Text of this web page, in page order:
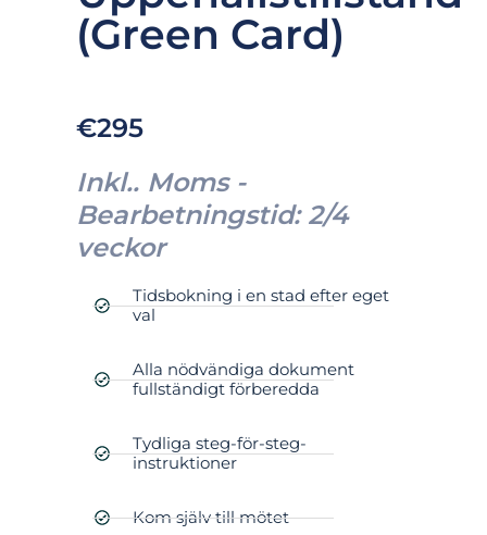
(Green Card)
€295
Inkl.. Moms -
Bearbetningstid: 2/4
veckor
Tidsbokning i en stad efter eget
val
Alla nödvändiga dokument
fullständigt förberedda
Tydliga steg-för-steg-
instruktioner
Kom själv till mötet